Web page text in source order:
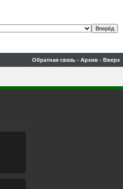
Обратная связь - Архив - Вверх